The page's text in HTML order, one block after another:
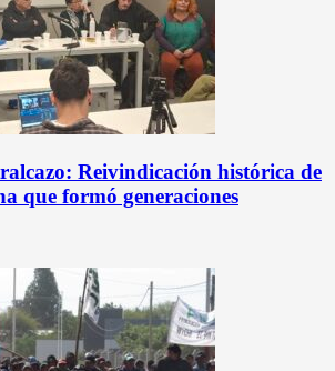
Reivindicación histórica de
que formó generaciones